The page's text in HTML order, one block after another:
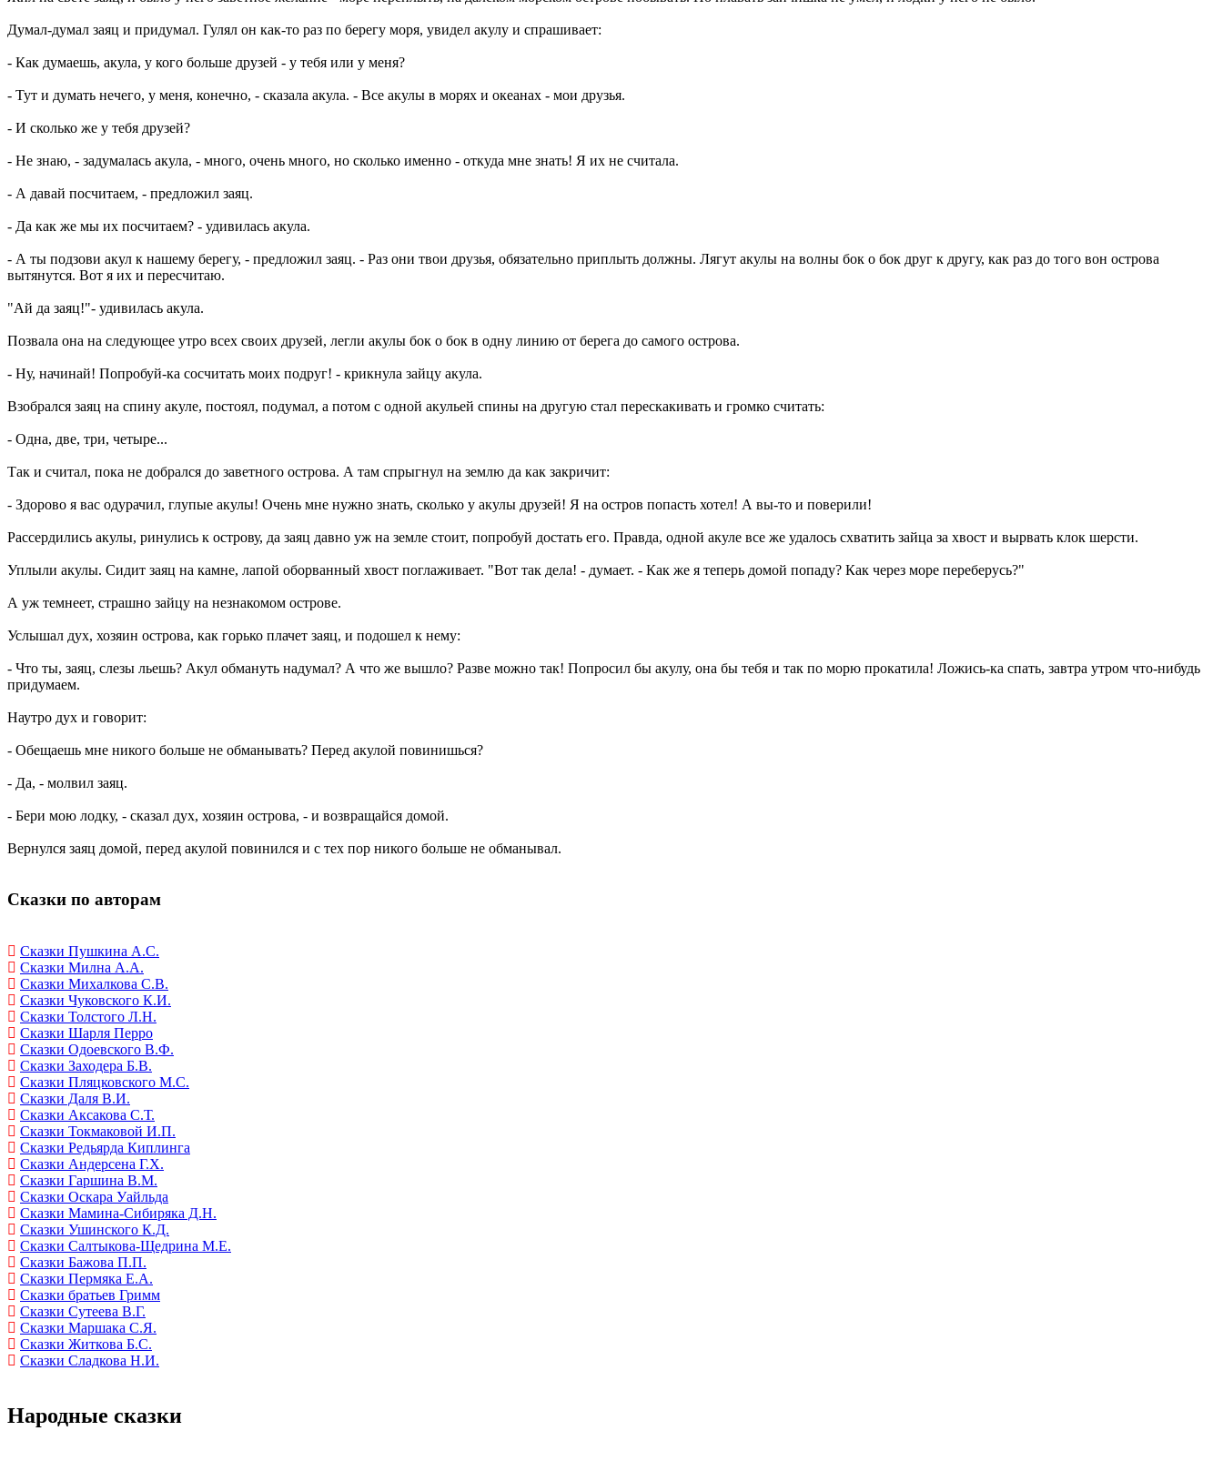
Думал-думал заяц и придумал. Гулял он как-то раз по берегу моря, увидел акулу и спрашивает:
- Как думаешь, акула, у кого больше друзей - у тебя или у меня?
- Тут и думать нечего, у меня, конечно, - сказала акула. - Все акулы в морях и океанах - мои друзья.
- И сколько же у тебя друзей?
- Не знаю, - задумалась акула, - много, очень много, но сколько именно - откуда мне знать! Я их не считала.
- А давай посчитаем, - предложил заяц.
- Да как же мы их посчитаем? - удивилась акула.
- А ты подзови акул к нашему берегу, - предложил заяц. - Раз они твои друзья, обязательно приплыть должны. Лягут акулы на волны бок о бок друг к другу, как раз до того вон острова
вытянутся. Вот я их и пересчитаю.
"Ай да заяц!"- удивилась акула.
Позвала она на следующее утро всех своих друзей, легли акулы бок о бок в одну линию от берега до самого острова.
- Ну, начинай! Попробуй-ка сосчитать моих подруг! - крикнула зайцу акула.
Взобрался заяц на спину акуле, постоял, подумал, а потом с одной акульей спины на другую стал перескакивать и громко считать:
- Одна, две, три, четыре...
Так и считал, пока не добрался до заветного острова. А там спрыгнул на землю да как закричит:
- Здорово я вас одурачил, глупые акулы! Очень мне нужно знать, сколько у акулы друзей! Я на остров попасть хотел! А вы-то и поверили!
Рассердились акулы, ринулись к острову, да заяц давно уж на земле стоит, попробуй достать его. Правда, одной акуле все же удалось схватить зайца за хвост и вырвать клок шерсти.
Уплыли акулы. Сидит заяц на камне, лапой оборванный хвост поглаживает. "Вот так дела! - думает. - Как же я теперь домой попаду? Как через море переберусь?"
А уж темнеет, страшно зайцу на незнакомом острове.
Услышал дух, хозяин острова, как горько плачет заяц, и подошел к нему:
- Что ты, заяц, слезы льешь? Акул обмануть надумал? А что же вышло? Разве можно так! Попросил бы акулу, она бы тебя и так по морю прокатила! Ложись-ка спать, завтра утром что-нибудь
придумаем.
Наутро дух и говорит:
- Обещаешь мне никого больше не обманывать? Перед акулой повинишься?
- Да, - молвил заяц.
- Бери мою лодку, - сказал дух, хозяин острова, - и возвращайся домой.
Вернулся заяц домой, перед акулой повинился и с тех пор никого больше не обманывал.
Сказки по авторам
Сказки Пушкина А.С.
Сказки Милна А.А.
Сказки Михалкова С.В.
Сказки Чуковского К.И.
Сказки Толстого Л.Н.
Сказки Шарля Перро
Сказки Одоевского В.Ф.
Сказки Заходера Б.В.
Сказки Пляцковского М.С.
Сказки Даля В.И.
Сказки Аксакова С.Т.
Сказки Токмаковой И.П.
Сказки Редьярда Киплинга
Сказки Андерсена Г.Х.
Сказки Гаршина В.М.
Сказки Оскара Уайльда
Сказки Мамина-Сибиряка Д.Н.
Сказки Ушинского К.Д.
Сказки Салтыкова-Щедрина М.Е.
Сказки Бажова П.П.
Сказки Пермяка Е.А.
Сказки братьев Гримм
Сказки Сутеева В.Г.
Сказки Маршака С.Я.
Сказки Житкова Б.С.
Сказки Сладкова Н.И.
Народные сказки